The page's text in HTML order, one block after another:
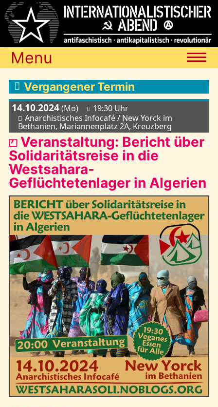
Menu
Termine
Blog
Media
Archiv
Links
Kontakt
Vergangener Termin
14.10.2024(Mo)
19:30 Uhr
Anarchistisches Infocafé / New Yorck im
Bethanien, Mariannenplatz 2A, Kreuzberg
⏍ Veranstaltung: Bericht über
Solidaritätsreise in die
Westsahara-
Geflüchtetenlager in Algerien